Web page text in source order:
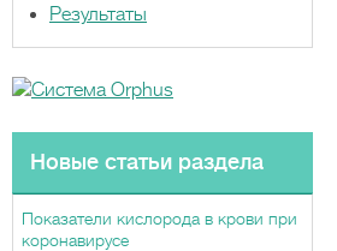
Результаты
Новые статьи раздела
Показатели кислорода в крови при
коронавирусе